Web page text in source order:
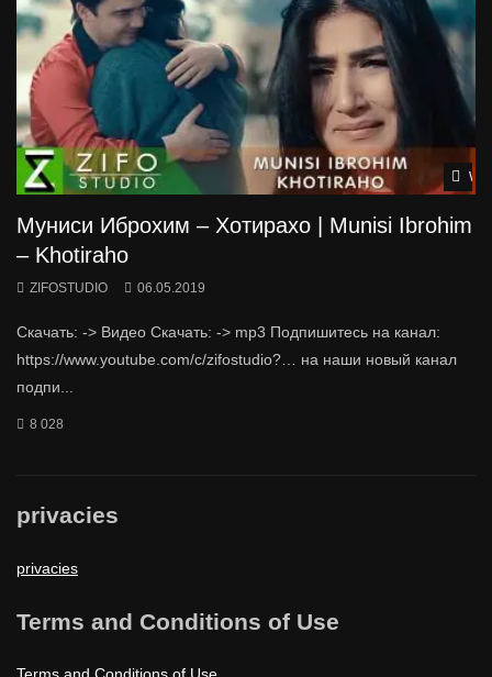
Муниси Иброхим – Хотирахо | Munisi Ibrohim
– Khotiraho
ZIFOSTUDIO 06.05.2019
Скачать: -> Видео Скачать: -> mp3 Подпишитесь на канал:
https://www.youtube.com/c/zifostudio?… на наши новый канал
подпи...
8 028
privacies
privacies
Terms and Conditions of Use